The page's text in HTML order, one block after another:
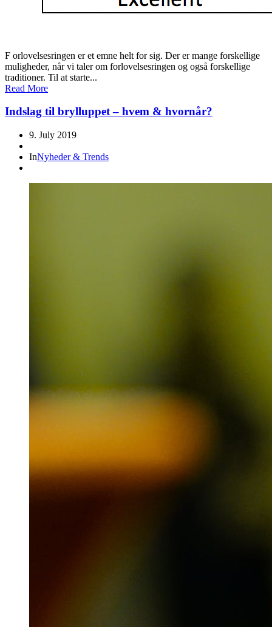
F orlovelsesringen er et emne helt for sig. Der er mange forskellige
muligheder, når vi taler om forlovelsesringen og også forskellige
traditioner. Til at starte...
Read More
Indslag til brylluppet – hvem & hvornår?
9. July 2019
InNyheder & Trends